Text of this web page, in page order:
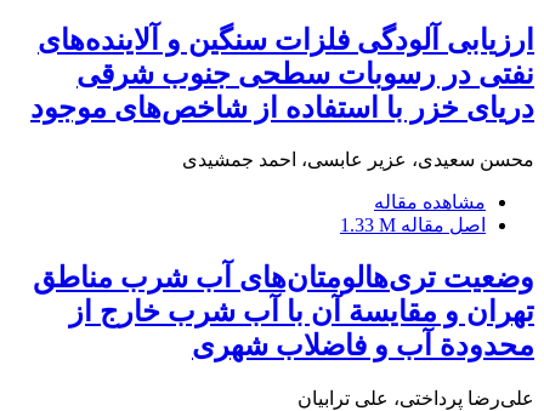
ارزیابی آلودگی فلزات سنگین و آلاینده‌های
نفتی در رسوبات سطحی جنوب شرقی
دریای خزر با استفاده از شاخص‌های موجود
محسن سعیدی، عزیر عابسی، احمد جمشیدی
مشاهده مقاله
اصل مقاله 1.33 M
وضعیت تری‌هالومتان‌های آب شرب مناطق
تهران و مقایسة آن با آب شرب خارج از
محدودة آب و فاضلاب شهری
علی‌رضا پرداختی، علی ترابیان